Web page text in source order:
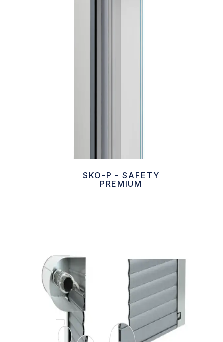
SKO-P - SAFETY
PREMIUM